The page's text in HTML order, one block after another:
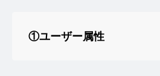
①ユーザー属性